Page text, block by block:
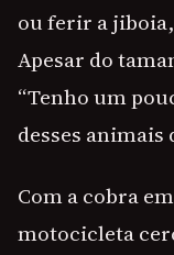
ou ferir a
Apesar do
“Tenho um
desses animais
Com a cobra
motocicleta